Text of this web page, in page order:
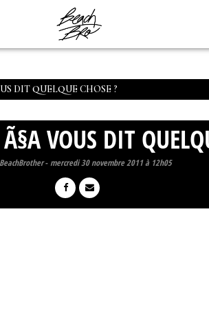
DIT QUELQUE CHOSE ?
VOUS DIT
BeachBrother-mercredi 30 novembre 2011 à 12h05